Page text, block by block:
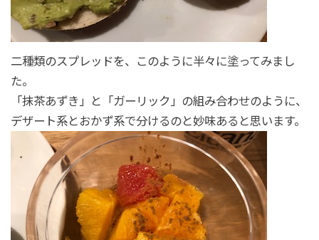
二種類のスプレッドを、このように半々に塗ってみまし
た。
「抹茶あずき」と「ガーリック」の組み合わせのように、
デザート系とおかず系で分けるのと妙味あると思います。